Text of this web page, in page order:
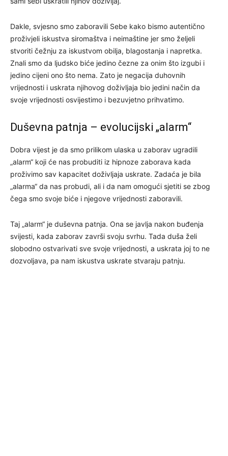
Dakle, svjesno smo zaboravili Sebe kako bismo autentično
proživjeli iskustva siromaštva i neimaštine jer smo željeli
stvoriti čežnju za iskustvom obilja, blagostanja i napretka.
Znali smo da ljudsko biće jedino čezne za onim što izgubi i
jedino cijeni ono što nema. Zato je negacija duhovnih
vrijednosti i uskrata njihovog doživljaja bio jedini način da
svoje vrijednosti osvijestimo i bezuvjetno prihvatimo.
Duševna patnja – evolucijski „alarm“
Dobra vijest je da smo prilikom ulaska u zaborav ugradili
„alarm“ koji će nas probuditi iz hipnoze zaborava kada
proživimo sav kapacitet doživljaja uskrate. Zadaća je bila
„alarma“ da nas probudi, ali i da nam omogući sjetiti se zbog
čega smo svoje biće i njegove vrijednosti zaboravili.
Taj „alarm“ je duševna patnja. Ona se javlja nakon buđenja
svijesti, kada zaborav završi svoju svrhu. Tada duša želi
slobodno ostvarivati sve svoje vrijednosti, a uskrata joj to ne
dozvoljava, pa nam iskustva uskrate stvaraju patnju.